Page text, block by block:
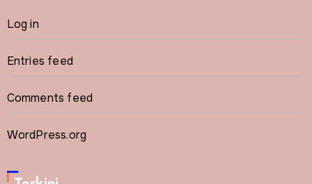
Log in
Entries feed
Comments feed
WordPress.org